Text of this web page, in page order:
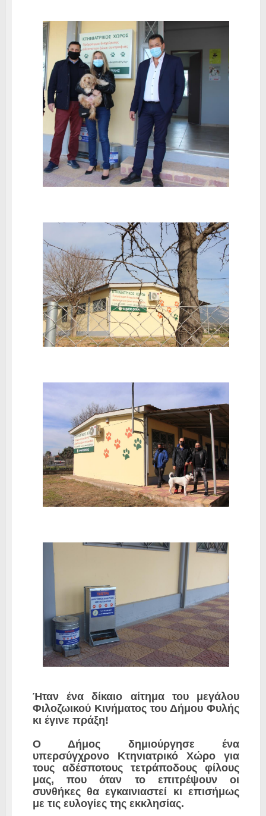
Ήταν ένα δίκαιο αίτημα του μεγάλου
Φιλοζωικού Κινήματος του Δήμου Φυλής
κι έγινε πράξη!
Ο Δήμος δημιούργησε ένα
υπερσύγχρονο Κτηνιατρικό Χώρο για
τους αδέσποτους τετράποδους φίλους
μας, που όταν το επιτρέψουν οι
συνθήκες θα εγκαινιαστεί κι επισήμως
με τις ευλογίες της εκκλησίας.